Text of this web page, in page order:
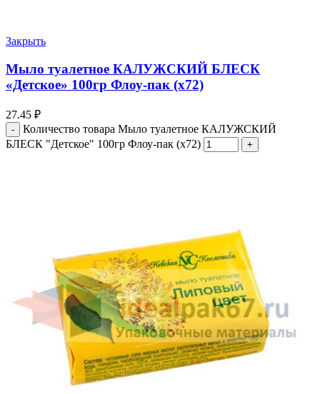
Закрыть
Мыло туалетное КАЛУЖСКИЙ БЛЕСК
«Детское» 100гр Флоу-пак (х72)
27.45 ₽
Количество товара Мыло туалетное КАЛУЖСКИЙ
БЛЕСК "Детское" 100гр Флоу-пак (х72)